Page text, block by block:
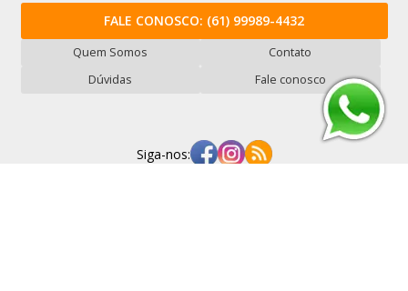
FALE CONOSCO: (61) 99989-4432
Quem Somos
Contato
Dúvidas
Fale conosco
Siga-nos: